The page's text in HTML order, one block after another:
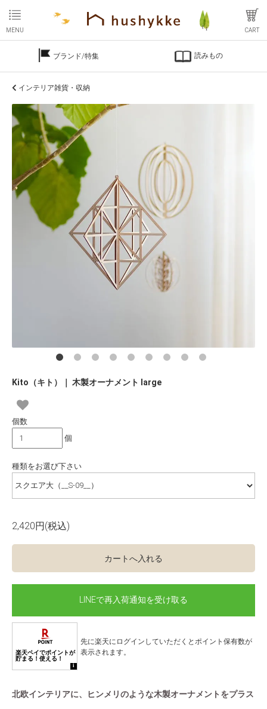
MENU CART
ブランド/特集 読みもの
インテリア雑貨・収納
Kito（キト）｜ 木製オーナメント large
個数
個
種類をお選び下さい
2,420円(税込)
カートへ入れる
LINEで再入荷通知を受け取る
先に楽天に ログイン していただくとポイント保有数が
表示されます。
北欧インテリアに、ヒンメリのような木製オーナメントをプラス